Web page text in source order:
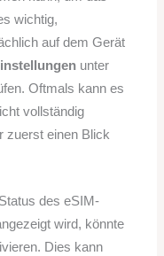
wichtig,
auf dem Gerät
unter
Oftmals kann es
vollständig
zuerst einen Blick
des eSIM-
wird, könnte
Dies kann